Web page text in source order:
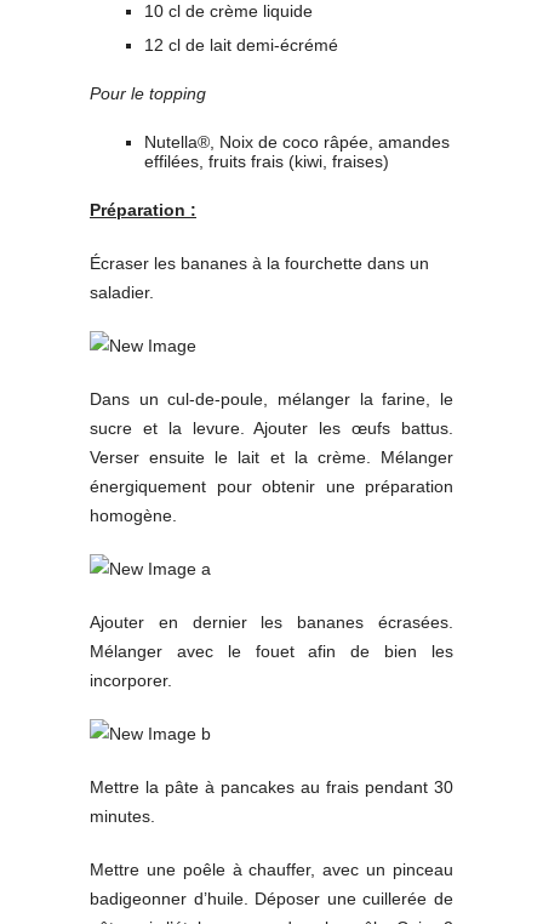
10 cl de crème liquide
12 cl de lait demi-écrémé
Pour le topping
Nutella®, Noix de coco râpée, amandes
effilées, fruits frais (kiwi, fraises)
Préparation :
Écraser les bananes à la fourchette dans un
saladier.
Dans un cul-de-poule, mélanger la farine, le
sucre et la levure. Ajouter les œufs battus.
Verser ensuite le lait et la crème. Mélanger
énergiquement pour obtenir une préparation
homogène.
Ajouter en dernier les bananes écrasées.
Mélanger avec le fouet afin de bien les
incorporer.
Mettre la pâte à pancakes au frais pendant 30
minutes.
Mettre une poêle à chauffer, avec un pinceau
badigeonner d’huile. Déposer une cuillerée de